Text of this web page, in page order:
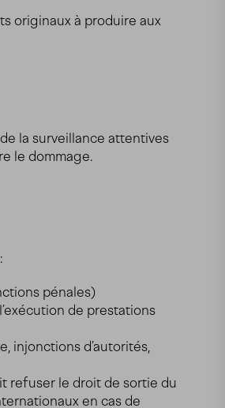
originaux à produire aux
la surveillance attentives
le dommage.
pénales)
de prestations
injonctions d’autorités,
refuser le droit de sortie du
en cas de